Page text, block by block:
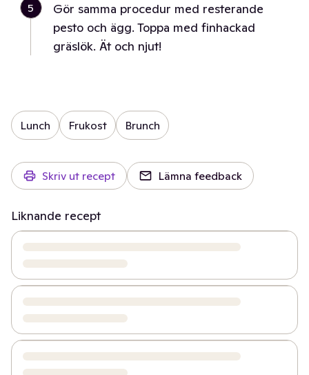
5
Gör samma procedur med resterande
pesto och ägg. Toppa med finhackad
gräslök. Ät och njut!
Lunch Frukost Brunch
Skriv ut recept Lämna feedback
Liknande recept